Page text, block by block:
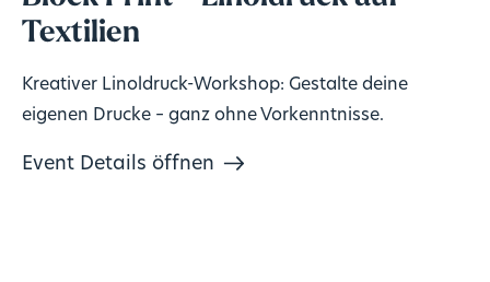
Textilien
Kreativer Linoldruck-Workshop: Gestalte deine
eigenen Drucke – ganz ohne Vorkenntnisse.
Event Details öffnen